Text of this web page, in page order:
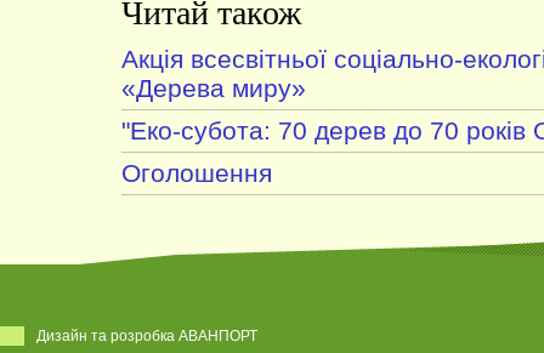
Читай також
Акція всесвітньої соціально-
«Дерева миру»
"Еко-субота: 70 дерев до 70
Оголошення
Дизайн та розробка АВАНПОРТ